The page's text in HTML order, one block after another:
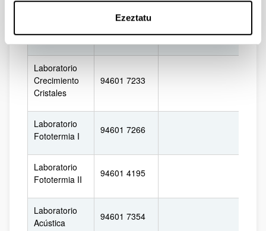
Ezeztatu
Láser I
Laboratorio
Crecimiento
Cristales
94601 7233
Laboratorio
Fototermia I
94601 7266
Laboratorio
Fototermia II
94601 4195
Laboratorio
Acústica
94601 7354